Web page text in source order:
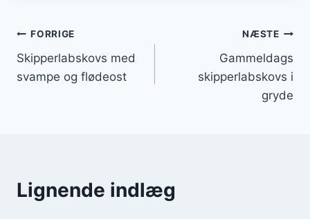
Indlægsnavigation
FORRIGE
Skipperlabskovs med
svampe og flødeost
NÆSTE
Gammeldags
skipperlabskovs i
gryde
Lignende indlæg